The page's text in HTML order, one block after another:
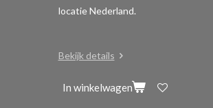
locatie Nederland.
Bekijk details
In winkelwagen